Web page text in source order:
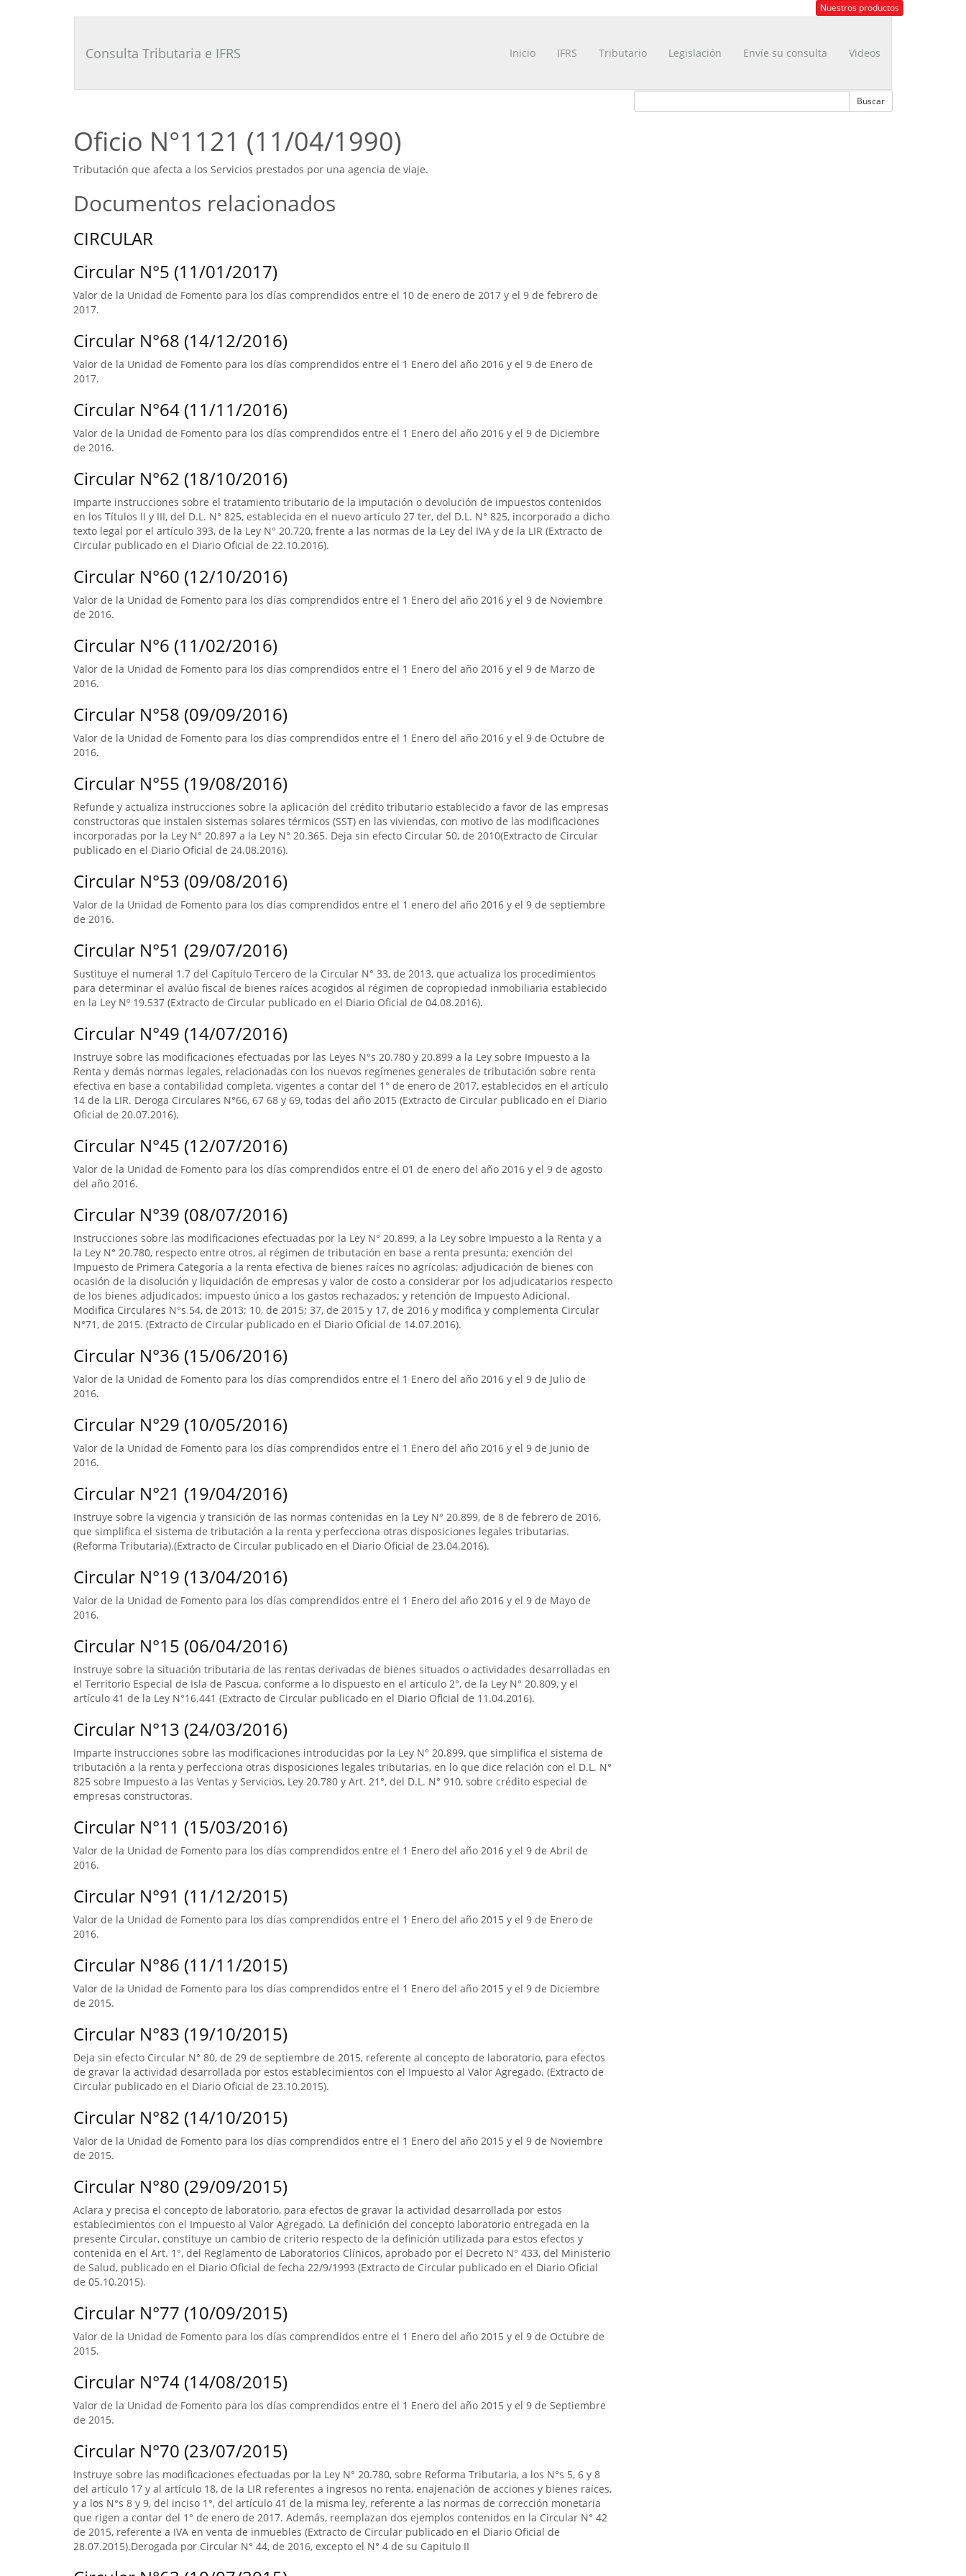
Tributario
Nuestros productos
Consulta Tributaria e IFRS Inicio IFRS Tributario Legislación Envíe su consulta Videos
Oficio N°1121 (11/04/1990)
Tributación que afecta a los Servicios prestados por una agencia de viaje.
Documentos relacionados
CIRCULAR
Circular N°5 (11/01/2017)
Valor de la Unidad de Fomento para los días comprendidos entre el 10 de enero de 2017 y el 9 de febrero de
2017.
Circular N°68 (14/12/2016)
Valor de la Unidad de Fomento para los días comprendidos entre el 1 Enero del año 2016 y el 9 de Enero de
2017.
Circular N°64 (11/11/2016)
Valor de la Unidad de Fomento para los días comprendidos entre el 1 Enero del año 2016 y el 9 de Diciembre
de 2016.
Circular N°62 (18/10/2016)
Imparte instrucciones sobre el tratamiento tributario de la imputación o devolución de impuestos contenidos
en los Títulos II y III, del D.L. N° 825, establecida en el nuevo artículo 27 ter, del D.L. N° 825, incorporado a dicho
texto legal por el artículo 393, de la Ley N° 20.720, frente a las normas de la Ley del IVA y de la LIR (Extracto de
Circular publicado en el Diario Oficial de 22.10.2016).
Circular N°60 (12/10/2016)
Valor de la Unidad de Fomento para los días comprendidos entre el 1 Enero del año 2016 y el 9 de Noviembre
de 2016.
Circular N°6 (11/02/2016)
Valor de la Unidad de Fomento para los días comprendidos entre el 1 Enero del año 2016 y el 9 de Marzo de
2016.
Circular N°58 (09/09/2016)
Valor de la Unidad de Fomento para los días comprendidos entre el 1 Enero del año 2016 y el 9 de Octubre de
2016.
Circular N°55 (19/08/2016)
Refunde y actualiza instrucciones sobre la aplicación del crédito tributario establecido a favor de las empresas
constructoras que instalen sistemas solares térmicos (SST) en las viviendas, con motivo de las modificaciones
incorporadas por la Ley N° 20.897 a la Ley N° 20.365. Deja sin efecto Circular 50, de 2010(Extracto de Circular
publicado en el Diario Oficial de 24.08.2016).
Circular N°53 (09/08/2016)
Valor de la Unidad de Fomento para los días comprendidos entre el 1 enero del año 2016 y el 9 de septiembre
de 2016.
Circular N°51 (29/07/2016)
Sustituye el numeral 1.7 del Capítulo Tercero de la Circular N° 33, de 2013, que actualiza los procedimientos
para determinar el avalúo fiscal de bienes raíces acogidos al régimen de copropiedad inmobiliaria establecido
en la Ley Nº 19.537 (Extracto de Circular publicado en el Diario Oficial de 04.08.2016).
Circular N°49 (14/07/2016)
Instruye sobre las modificaciones efectuadas por las Leyes N°s 20.780 y 20.899 a la Ley sobre Impuesto a la
Renta y demás normas legales, relacionadas con los nuevos regímenes generales de tributación sobre renta
efectiva en base a contabilidad completa, vigentes a contar del 1° de enero de 2017, establecidos en el artículo
14 de la LIR. Deroga Circulares N°66, 67 68 y 69, todas del año 2015 (Extracto de Circular publicado en el Diario
Oficial de 20.07.2016).
Circular N°45 (12/07/2016)
Valor de la Unidad de Fomento para los días comprendidos entre el 01 de enero del año 2016 y el 9 de agosto
del año 2016.
Circular N°39 (08/07/2016)
Instrucciones sobre las modificaciones efectuadas por la Ley N° 20.899, a la Ley sobre Impuesto a la Renta y a
la Ley N° 20.780, respecto entre otros, al régimen de tributación en base a renta presunta; exención del
Impuesto de Primera Categoría a la renta efectiva de bienes raíces no agrícolas; adjudicación de bienes con
ocasión de la disolución y liquidación de empresas y valor de costo a considerar por los adjudicatarios respecto
de los bienes adjudicados; impuesto único a los gastos rechazados; y retención de Impuesto Adicional.
Modifica Circulares N°s 54, de 2013; 10, de 2015; 37, de 2015 y 17, de 2016 y modifica y complementa Circular
N°71, de 2015. (Extracto de Circular publicado en el Diario Oficial de 14.07.2016).
Circular N°36 (15/06/2016)
Valor de la Unidad de Fomento para los días comprendidos entre el 1 Enero del año 2016 y el 9 de Julio de
2016.
Circular N°29 (10/05/2016)
Valor de la Unidad de Fomento para los días comprendidos entre el 1 Enero del año 2016 y el 9 de Junio de
2016.
Circular N°21 (19/04/2016)
Instruye sobre la vigencia y transición de las normas contenidas en la Ley N° 20.899, de 8 de febrero de 2016,
que simplifica el sistema de tributación a la renta y perfecciona otras disposiciones legales tributarias.
(Reforma Tributaria).(Extracto de Circular publicado en el Diario Oficial de 23.04.2016).
Circular N°19 (13/04/2016)
Valor de la Unidad de Fomento para los días comprendidos entre el 1 Enero del año 2016 y el 9 de Mayo de
2016.
Circular N°15 (06/04/2016)
Instruye sobre la situación tributaria de las rentas derivadas de bienes situados o actividades desarrolladas en
el Territorio Especial de Isla de Pascua, conforme a lo dispuesto en el artículo 2°, de la Ley N° 20.809, y el
artículo 41 de la Ley N°16.441 (Extracto de Circular publicado en el Diario Oficial de 11.04.2016).
Circular N°13 (24/03/2016)
Imparte instrucciones sobre las modificaciones introducidas por la Ley N° 20.899, que simplifica el sistema de
tributación a la renta y perfecciona otras disposiciones legales tributarias, en lo que dice relación con el D.L. N°
825 sobre Impuesto a las Ventas y Servicios, Ley 20.780 y Art. 21°, del D.L. N° 910, sobre crédito especial de
empresas constructoras.
Circular N°11 (15/03/2016)
Valor de la Unidad de Fomento para los días comprendidos entre el 1 Enero del año 2016 y el 9 de Abril de
2016.
Circular N°91 (11/12/2015)
Valor de la Unidad de Fomento para los días comprendidos entre el 1 Enero del año 2015 y el 9 de Enero de
2016.
Circular N°86 (11/11/2015)
Valor de la Unidad de Fomento para los días comprendidos entre el 1 Enero del año 2015 y el 9 de Diciembre
de 2015.
Circular N°83 (19/10/2015)
Deja sin efecto Circular N° 80, de 29 de septiembre de 2015, referente al concepto de laboratorio, para efectos
de gravar la actividad desarrollada por estos establecimientos con el Impuesto al Valor Agregado. (Extracto de
Circular publicado en el Diario Oficial de 23.10.2015).
Circular N°82 (14/10/2015)
Valor de la Unidad de Fomento para los días comprendidos entre el 1 Enero del año 2015 y el 9 de Noviembre
de 2015.
Circular N°80 (29/09/2015)
Aclara y precisa el concepto de laboratorio, para efectos de gravar la actividad desarrollada por estos
establecimientos con el Impuesto al Valor Agregado. La definición del concepto laboratorio entregada en la
presente Circular, constituye un cambio de criterio respecto de la definición utilizada para estos efectos y
contenida en el Art. 1°, del Reglamento de Laboratorios Clínicos, aprobado por el Decreto N° 433, del Ministerio
de Salud, publicado en el Diario Oficial de fecha 22/9/1993 (Extracto de Circular publicado en el Diario Oficial
de 05.10.2015).
Circular N°77 (10/09/2015)
Valor de la Unidad de Fomento para los días comprendidos entre el 1 Enero del año 2015 y el 9 de Octubre de
2015.
Circular N°74 (14/08/2015)
Valor de la Unidad de Fomento para los días comprendidos entre el 1 Enero del año 2015 y el 9 de Septiembre
de 2015.
Circular N°70 (23/07/2015)
Instruye sobre las modificaciones efectuadas por la Ley N° 20.780, sobre Reforma Tributaria, a los N°s 5, 6 y 8
del artículo 17 y al artículo 18, de la LIR referentes a ingresos no renta, enajenación de acciones y bienes raíces,
y a los N°s 8 y 9, del inciso 1°, del artículo 41 de la misma ley, referente a las normas de corrección monetaria
que rigen a contar del 1° de enero de 2017. Además, reemplazan dos ejemplos contenidos en la Circular N° 42
de 2015, referente a IVA en venta de inmuebles (Extracto de Circular publicado en el Diario Oficial de
28.07.2015).Derogada por Circular N° 44, de 2016, excepto el N° 4 de su Capitulo II